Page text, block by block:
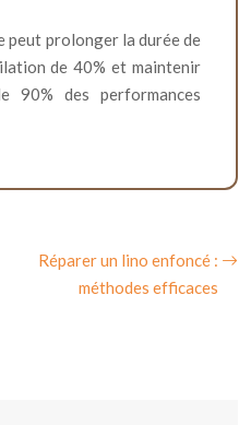
peut prolonger la durée de
de 40% et maintenir
90% des performances
Réparer un lino enfoncé :
méthodes efficaces